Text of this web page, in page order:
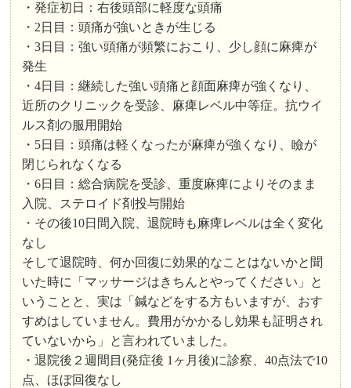
・発症初日：右後頭部に軽度な頭痛
・2日目：頭痛が強いときが生じる
・3日目：強い頭痛が頻繁におこり、少し顔に麻痺が
発生
・4日目：継続した強い頭痛と顔面麻痺が強くなり、
近所のクリニックを受診、麻痺レベル中等症。抗ウイ
ルス剤の服用開始
・5日目：頭痛は軽くなったが麻痺が強くなり、瞼が
閉じられなくなる
・6日目：総合病院を受診、重度麻痺によりそのまま
入院、ステロイド剤投与開始
・その後10日間入院、退院時も麻痺レベルは全く変化
なし
そして退院時、何か回復に効果的なことはないかと聞
いた時に「マッサージはきちんとやってください」と
いうことと、実は「鍼などをする方もいますが、おす
すめはしていません。費用がかかるし効果も証明され
ていないから」と言われていました。
・退院後２週間目(発症後 1ヶ月後)に診察、40点法で10
点、ほぼ回復なし